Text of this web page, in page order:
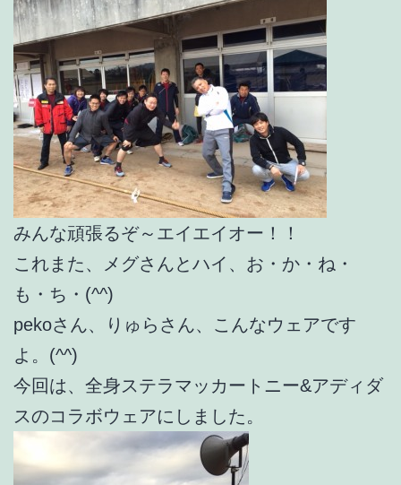
みんな頑張るぞ～エイエイオー！！
これまた、メグさんとハイ、お・か・ね・
も・ち・(^^)
pekoさん、りゅらさん、こんなウェアです
よ。(^^)
今回は、全身ステラマッカートニー&アディダ
スのコラボウェアにしました。